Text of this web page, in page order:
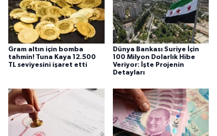
Gram altın için bomba
tahmin! Tuna Kaya 12.500
TL seviyesini işaret etti
Dünya Bankası Suriye İçin
100 Milyon Dolarlık Hibe
Veriyor: İşte Projenin
Detayları